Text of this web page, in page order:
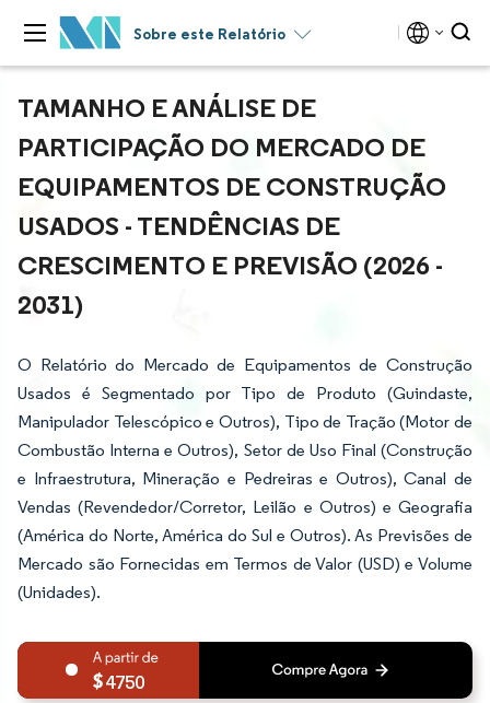
Sobre este Relatório
TAMANHO E ANÁLISE DE
PARTICIPAÇÃO DO MERCADO DE
EQUIPAMENTOS DE CONSTRUÇÃO
USADOS - TENDÊNCIAS DE
CRESCIMENTO E PREVISÃO (2026 -
2031)
O Relatório do Mercado de Equipamentos de Construção
Usados é Segmentado por Tipo de Produto (Guindaste,
Manipulador Telescópico e Outros), Tipo de Tração (Motor de
Combustão Interna e Outros), Setor de Uso Final (Construção
e Infraestrutura, Mineração e Pedreiras e Outros), Canal de
Vendas (Revendedor/Corretor, Leilão e Outros) e Geografia
(América do Norte, América do Sul e Outros). As Previsões de
Mercado são Fornecidas em Termos de Valor (USD) e Volume
(Unidades).
4750